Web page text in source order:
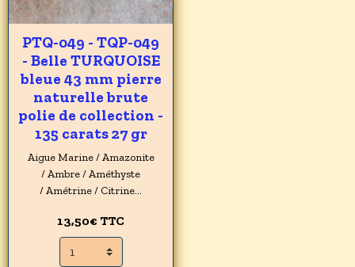
PTQ-049 - TQP-049
- Belle TURQUOISE
bleue 43 mm pierre
naturelle brute
polie de collection -
135 carats 27 gr
Aigue Marine / Amazonite
/ Ambre / Améthyste
/ Amétrine / Citrine...
13,50€ TTC